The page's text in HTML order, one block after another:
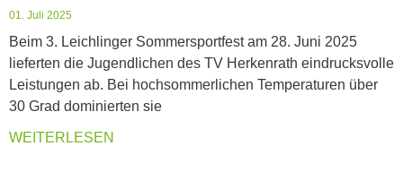
01. Juli 2025
Beim 3. Leichlinger Sommersportfest am 28. Juni 2025
lieferten die Jugendlichen des TV Herkenrath eindrucksvolle
Leistungen ab. Bei hochsommerlichen Temperaturen über
30 Grad dominierten sie
WEITERLESEN